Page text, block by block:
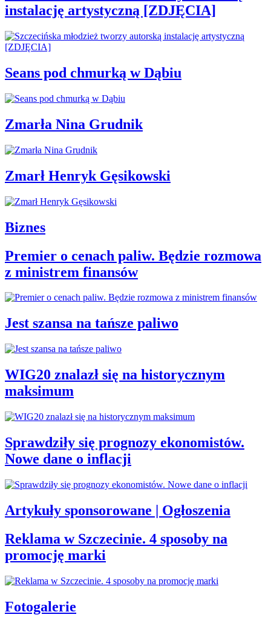
instalację artystyczną [ZDJĘCIA]
Seans pod chmurką w Dąbiu
Zmarła Nina Grudnik
Zmarł Henryk Gęsikowski
Biznes
Premier o cenach paliw. Będzie rozmowa
z ministrem finansów
Jest szansa na tańsze paliwo
WIG20 znalazł się na historycznym
maksimum
Sprawdziły się prognozy ekonomistów.
Nowe dane o inflacji
Artykuły sponsorowane | Ogłoszenia
Reklama w Szczecinie. 4 sposoby na
promocję marki
Fotogalerie